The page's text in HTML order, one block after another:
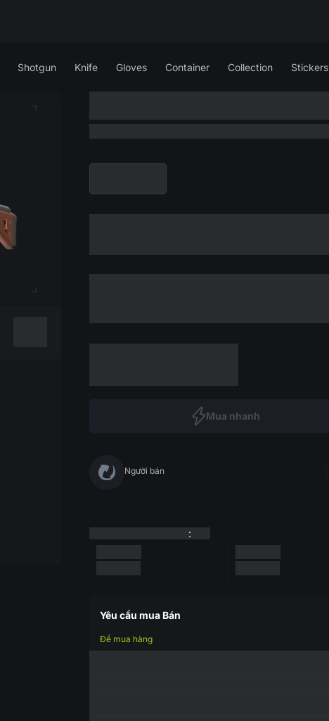
Shotgun Knife Gloves Container Collection Stickers
Mua nhanh
Người bán
:
Yêu cầu mua Bán
Để mua hàng